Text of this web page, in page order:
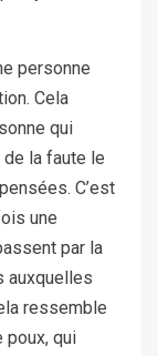
personne
Cela
qui
la faute le
C’est
une
par la
auxquelles
ressemble
poux, qui